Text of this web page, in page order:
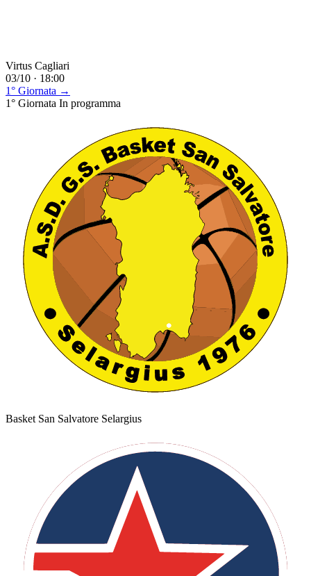
Virtus Cagliari
03/10 · 18:00
1° Giornata →
1° Giornata In programma
Basket San Salvatore Selargius